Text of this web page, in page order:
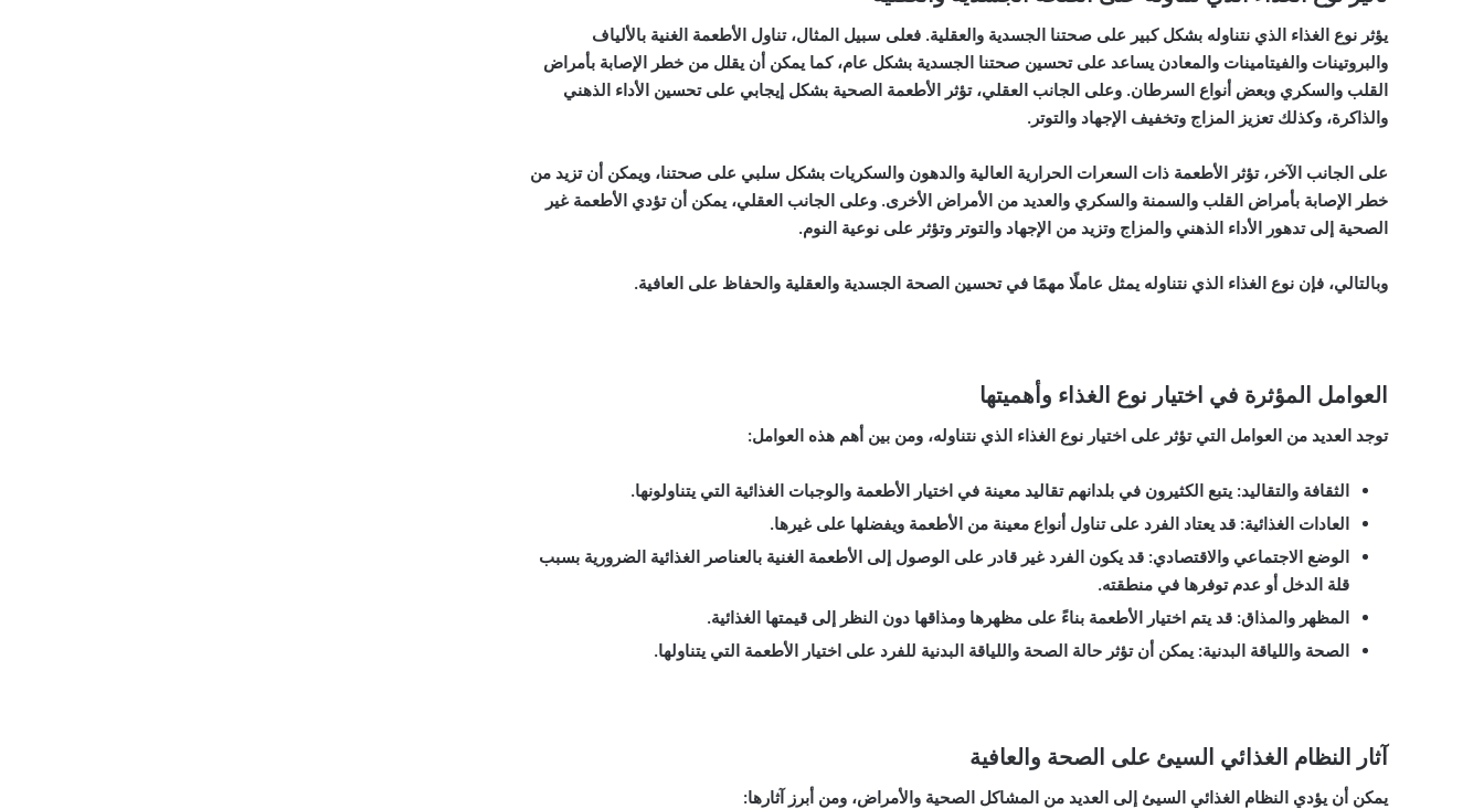
يؤثر نوع الغذاء الذي نتناوله بشكل كبير على صحتنا الجسدية والعقلية. فعلى سبيل المثال، تناول الأطعمة الغنية بالألياف
والبروتينات والفيتامينات والمعادن يساعد على تحسين صحتنا الجسدية بشكل عام، كما يمكن أن يقلل من خطر الإصابة بأمراض
القلب والسكري وبعض أنواع السرطان. وعلى الجانب العقلي، تؤثر الأطعمة الصحية بشكل إيجابي على تحسين الأداء الذهني
والذاكرة، وكذلك تعزيز المزاج وتخفيف الإجهاد والتوتر.
على الجانب الآخر، تؤثر الأطعمة ذات السعرات الحرارية العالية والدهون والسكريات بشكل سلبي على صحتنا، ويمكن أن تزيد من
خطر الإصابة بأمراض القلب والسمنة والسكري والعديد من الأمراض الأخرى. وعلى الجانب العقلي، يمكن أن تؤدي الأطعمة غير
الصحية إلى تدهور الأداء الذهني والمزاج وتزيد من الإجهاد والتوتر وتؤثر على نوعية النوم.
وبالتالي، فإن نوع الغذاء الذي نتناوله يمثل عاملًا مهمًا في تحسين الصحة الجسدية والعقلية والحفاظ على العافية.
العوامل المؤثرة في اختيار نوع الغذاء وأهميتها
توجد العديد من العوامل التي تؤثر على اختيار نوع الغذاء الذي نتناوله، ومن بين أهم هذه العوامل:
الثقافة والتقاليد: يتبع الكثيرون في بلدانهم تقاليد معينة في اختيار الأطعمة والوجبات الغذائية التي يتناولونها.
العادات الغذائية: قد يعتاد الفرد على تناول أنواع معينة من الأطعمة ويفضلها على غيرها.
الوضع الاجتماعي والاقتصادي: قد يكون الفرد غير قادر على الوصول إلى الأطعمة الغنية بالعناصر الغذائية الضرورية بسبب
قلة الدخل أو عدم توفرها في منطقته.
المظهر والمذاق: قد يتم اختيار الأطعمة بناءً على مظهرها ومذاقها دون النظر إلى قيمتها الغذائية.
الصحة واللياقة البدنية: يمكن أن تؤثر حالة الصحة واللياقة البدنية للفرد على اختيار الأطعمة التي يتناولها.
آثار النظام الغذائي السيئ على الصحة والعافية
يمكن أن يؤدي النظام الغذائي السيئ إلى العديد من المشاكل الصحية والأمراض، ومن أبرز آثارها: